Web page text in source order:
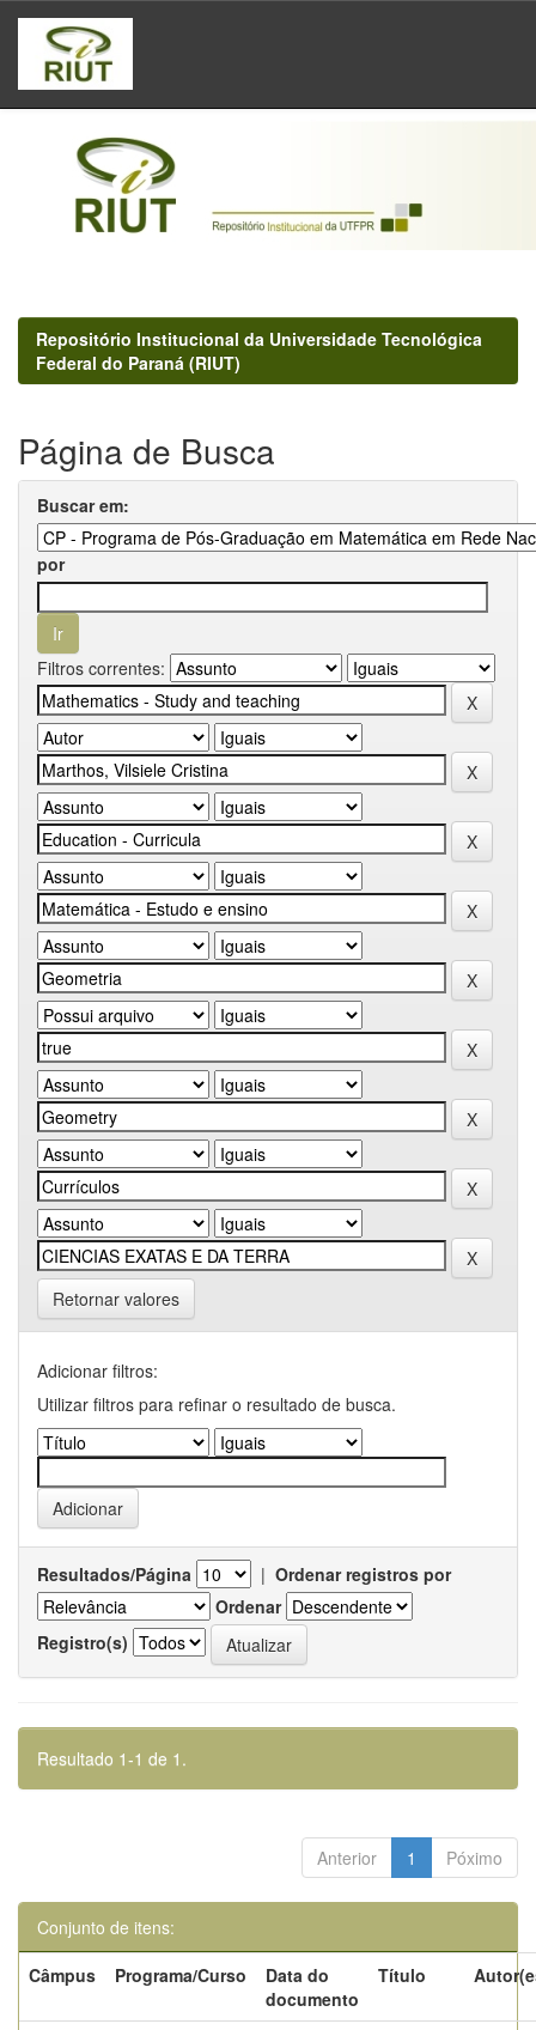
Skip
navigation
Repositório Institucional da Universidade Tecnológica
Federal do Paraná (RIUT)
Página de Busca
Buscar em:
por
Filtros correntes:
Retornar valores
Adicionar filtros:
Utilizar filtros para refinar o resultado de busca.
Resultados/Página | Ordenar registros por
Ordenar
Registro(s)
Resultado 1-1 de 1.
Anterior 1 Póximo
Conjunto de itens:
Câmpus
Programa/Curso
Data do
documento
Título